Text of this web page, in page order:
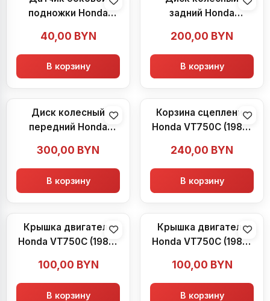
подножки Honda
40,00 BYN
В корзину
задний Honda
200,00 BYN
В корзину
Диск колесный
передний Honda
300,00 BYN
В корзину
Корзина сцепления
Honda VT750C (1983-
240,00 BYN
В корзину
Крышка двигателя
Honda VT750C (1983-
100,00 BYN
В корзину
Крышка двигателя
Honda VT750C (1983-
100,00 BYN
В корзину